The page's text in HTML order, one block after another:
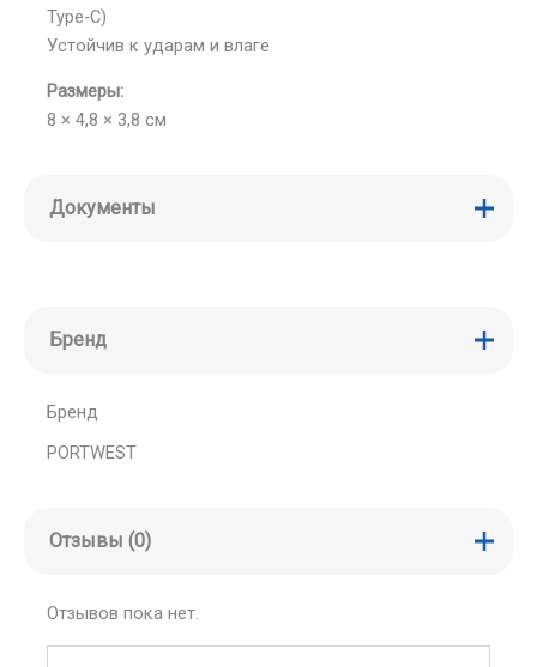
Type-C)
Устойчив к ударам и влаге
Размеры:
8 × 4,8 × 3,8 см
Документы
Бренд
Бренд
PORTWEST
Отзывы (0)
Отзывов пока нет.